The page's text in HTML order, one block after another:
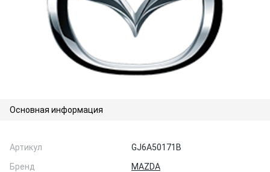
Основная информация
Артикул
GJ6A50171B
Бренд
MAZDA